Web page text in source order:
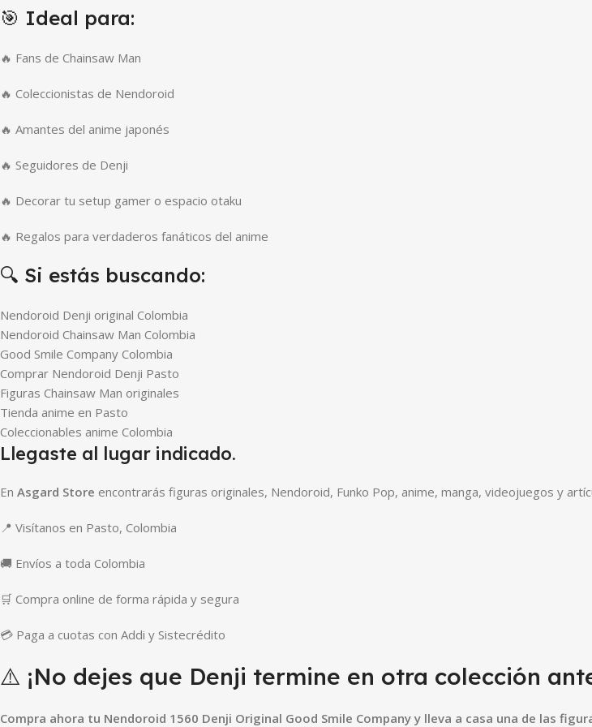
🎯 Ideal para:
🔥 Fans de Chainsaw Man
🔥 Coleccionistas de Nendoroid
🔥 Amantes del anime japonés
🔥 Seguidores de Denji
🔥 Decorar tu setup gamer o espacio otaku
🔥 Regalos para verdaderos fanáticos del anime
🔍 Si estás buscando:
Nendoroid Denji original Colombia
Nendoroid Chainsaw Man Colombia
Good Smile Company Colombia
Comprar Nendoroid Denji Pasto
Figuras Chainsaw Man originales
Tienda anime en Pasto
Coleccionables anime Colombia
Llegaste al lugar indicado.
En Asgard Store encontrarás figuras originales, Nendoroid, Funko Pop, anime, manga, videojuegos y
📍 Visítanos en Pasto, Colombia
🚚 Envíos a toda Colombia
🛒 Compra online de forma rápida y segura
💳 Paga a cuotas con Addi y Sistecrédito
⚠️ ¡No dejes que Denji termine en otra colección
Compra ahora tu Nendoroid 1560 Denji Original Good Smile Company y lleva a casa una de las